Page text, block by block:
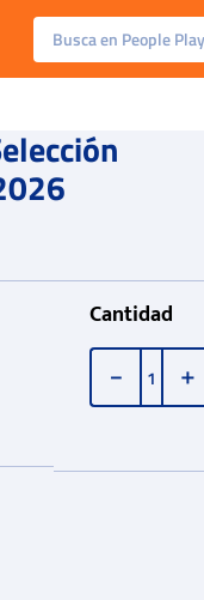
Busca en People Plays
Guayos
Reebok Fashion
Cantidad
＋
－